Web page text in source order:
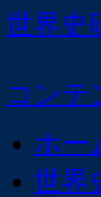
世界史
コンテ
ホー
世界